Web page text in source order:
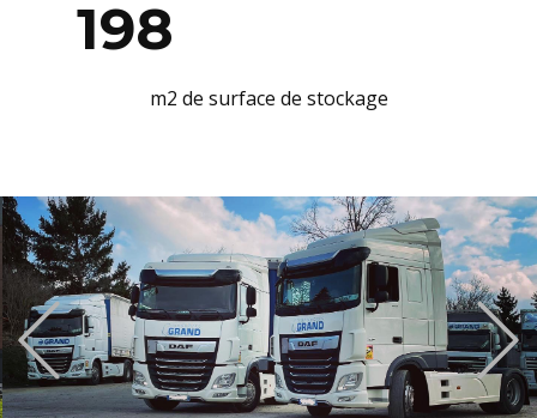
0
m2 de surface de stockage
Previous